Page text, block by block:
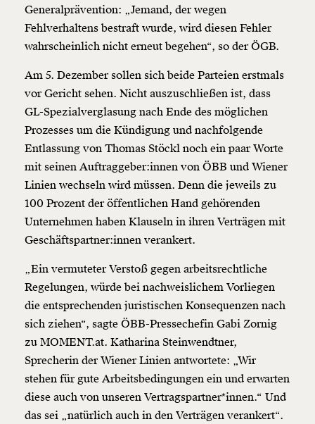
Generalprävention: „Jemand, der wegen
Fehlverhaltens bestraft wurde, wird diesen Fehler
wahrscheinlich nicht erneut begehen“, so der ÖGB.
Am 5. Dezember sollen sich beide Parteien erstmals
vor Gericht sehen. Nicht auszuschließen ist, dass
GL-Spezialverglasung nach Ende des möglichen
Prozesses um die Kündigung und nachfolgende
Entlassung von Thomas Stöckl noch ein paar Worte
mit seinen Auftraggeber:innen von ÖBB und Wiener
Linien wechseln wird müssen. Denn die jeweils zu
100 Prozent der öffentlichen Hand gehörenden
Unternehmen haben Klauseln in ihren Verträgen mit
Geschäftspartner:innen verankert.
„Ein vermuteter Verstoß gegen arbeitsrechtliche
Regelungen, würde bei nachweislichem Vorliegen
die entsprechenden juristischen Konsequenzen nach
sich ziehen“, sagte ÖBB-Pressechefin Gabi Zornig
zu MOMENT.at. Katharina Steinwendtner,
Sprecherin der Wiener Linien antwortete: „Wir
stehen für gute Arbeitsbedingungen ein und erwarten
diese auch von unseren Vertragspartner*innen.“ Und
das sei „natürlich auch in den Verträgen verankert“.